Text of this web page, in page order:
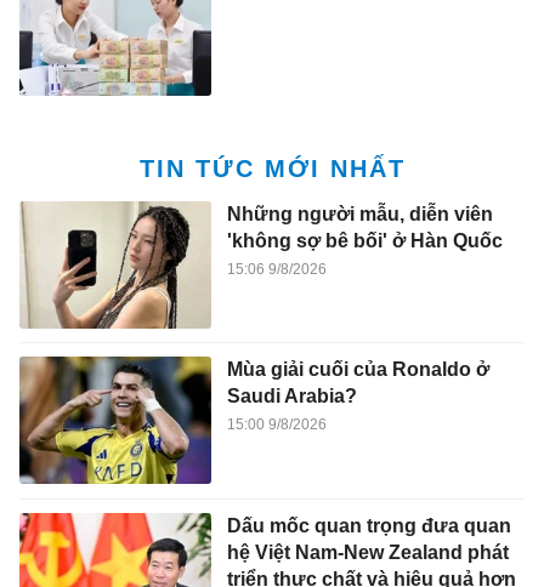
TIN TỨC MỚI NHẤT
Những người mẫu, diễn viên
'không sợ bê bối' ở Hàn Quốc
15:06 9/8/2026
Mùa giải cuối của Ronaldo ở
Saudi Arabia?
15:00 9/8/2026
Dấu mốc quan trọng đưa quan
hệ Việt Nam-New Zealand phát
triển thực chất và hiệu quả hơn